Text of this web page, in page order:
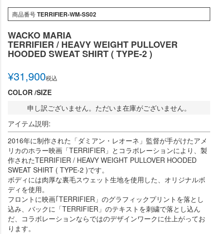
商品番号TERRIFIER-WM-SS02
WACKO MARIA
TERRIFIER / HEAVY WEIGHT PULLOVER
HOODED SWEAT SHIRT ( TYPE-2 )
¥31,900税込
COLOR SIZE
申し訳ございません。ただいま在庫がございません。
アイテム説明:
2016年に制作された「ダミアン・レオーネ」監督が手がけたアメ
リカのホラー映画「TERRIFIER」とコラボレーションにより、製
作されたTERRIFIER / HEAVY WEIGHT PULLOVER HOODED
SWEAT SHIRT ( TYPE-2 )です。
ボディには肉厚な裏毛スウェット生地を使用した、オリジナルボ
ディを使用。
フロントに映画｢TERRIFIER」のグラフィックプリントを落とし
込み、バックに「TERRIFIER」のテキストを刺繍で落とし込ん
だ、コラボレーションならではのデザインワークに仕上がってお
ります。